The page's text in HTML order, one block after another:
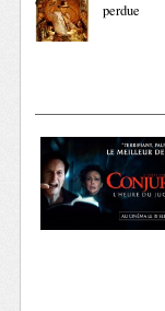
perdue